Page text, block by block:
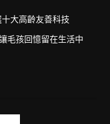
大高齡友善科技
毛孩回憶留在生活中